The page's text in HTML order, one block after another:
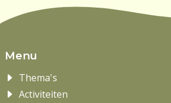
Menu
Thema's
Activiteiten